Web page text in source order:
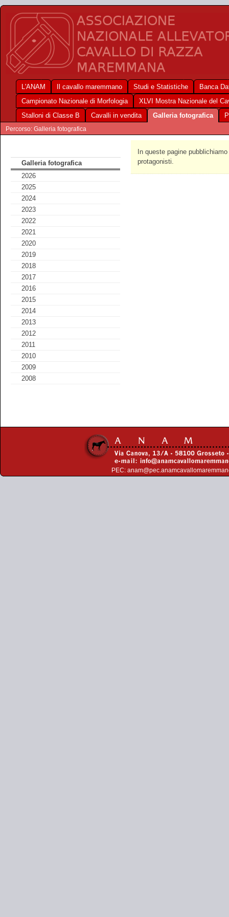
L'ANAM Il cavallo maremmano Studi e Statistiche
Banca
Campionato Nazionale di Morfologia
XLVI Mostra Nazionale del
Stalloni di Classe B
Cavalli in vendita Galleria fotografica
Percorso: Galleria fotografica
Galleria fotografica
2026
2025
2024
2023
2022
2021
2020
2019
2018
2017
2016
2015
2014
2013
2012
2011
2010
2009
2008
In queste pagine
protagonisti.
PEC: